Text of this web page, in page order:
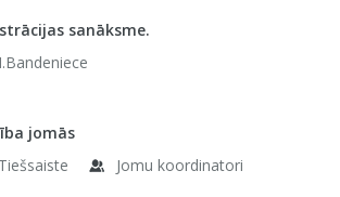
sanāksme.
I.Bandeniece
jomās
Tiešsaiste
Jomu koordinatori